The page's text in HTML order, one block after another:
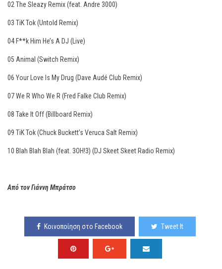
02 The Sleazy Remix (feat. Andre 3000)
03 TiK Tok (Untold Remix)
04 F**k Him He’s A DJ (Live)
05 Animal (Switch Remix)
06 Your Love Is My Drug (Dave Audé Club Remix)
07 We R Who We R (Fred Falke Club Remix)
08 Take It Off (Billboard Remix)
09 TiK Tok (Chuck Buckett’s Veruca Salt Remix)
10 Blah Blah Blah (feat. 3OH!3) (DJ Skeet Skeet Radio Remix)
Από τον Γιάννη Μπράτσo
Κοινοποίηση στο Facebook Tweet It